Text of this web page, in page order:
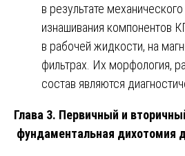
в результате
изнашивания компонентов
в рабочей жидкости, на
фильтрах. Их морфология,
состав являются
Глава 3. Первичный и
фундаментальная дихотомия